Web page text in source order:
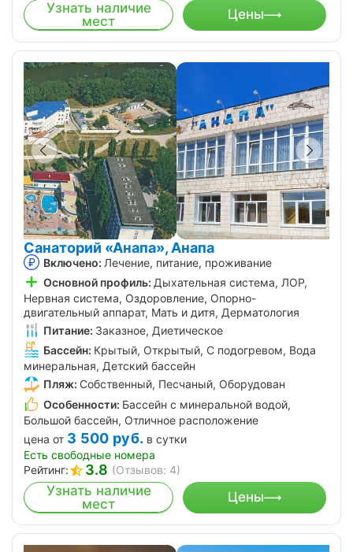
Узнать наличие
мест
Цены
Санаторий «Анапа», Анапа
Включено: Лечение, питание, проживание
Основной профиль: Дыхательная система, ЛОР,
Нервная система, Оздоровление, Опорно-
двигательный аппарат, Мать и дитя, Дерматология
Питание: Заказное, Диетическое
Бассейн: Крытый, Открытый, С подогревом, Вода
минеральная, Детский бассейн
Пляж: Собственный, Песчаный, Оборудован
Особенности: Бассейн с минеральной водой,
Большой бассейн, Отличное расположение
цена от 3 500 руб. в сутки
Есть свободные номера
Рейтинг:
3.8 (Отзывов: 4)
Узнать наличие
мест
Цены